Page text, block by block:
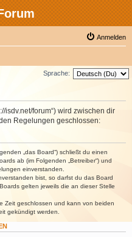
Anmelden
Sprache:
isdv.net/forum“) wird zwischen dir
Regelungen geschlossen:
„das Board“) schließt du einen
ab (im Folgenden „Betreiber“) und
einverstanden.
bist, so darfst du das Board
gelten jeweils die an dieser Stelle
Zeit geschlossen und kann von beiden
gekündigt werden.